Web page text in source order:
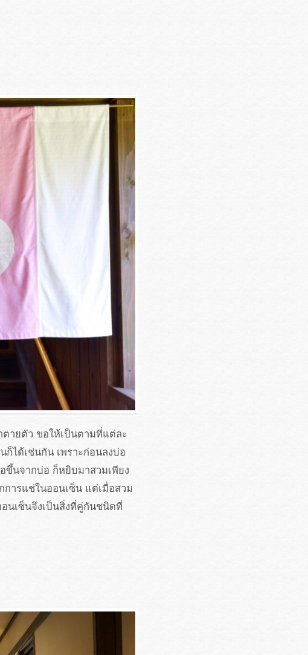
ตายตัว ขอให้เป็นตามที่แต่ละ
ก็ได้เช่นกัน เพราะก่อนลงบ่อ
ขึ้นจากบ่อ ก็หยิบมาสวมเพียง
การแช่ในออนเซ็น แต่เมื่อสวม
นเซ็นจึงเป็นสิ่งที่คู่กันชนิดที่